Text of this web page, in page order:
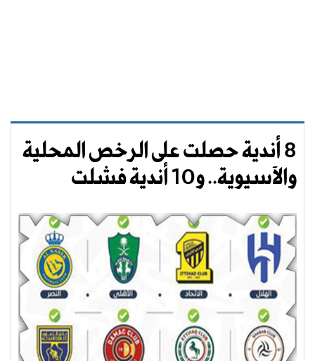
8 أندية حصلت على الرخص المحلية
والآسيوية.. و10 أندية فشلت